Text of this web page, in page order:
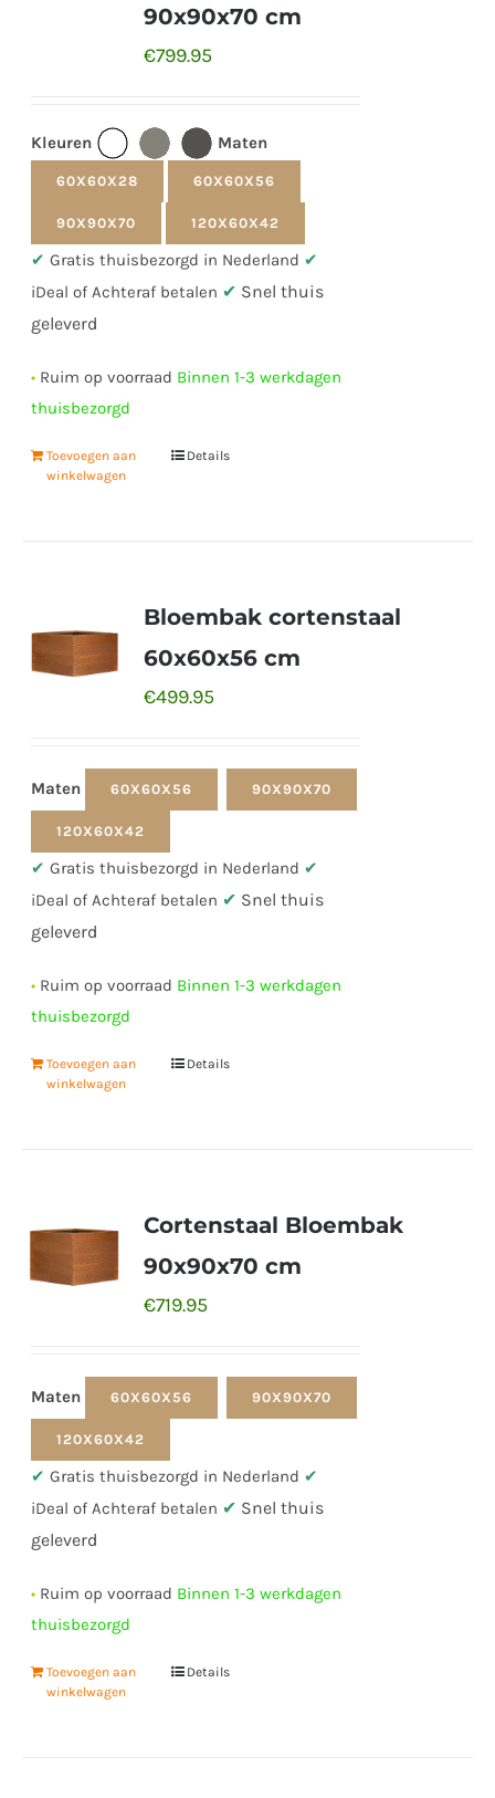
90x90x70 cm
€799.95
Kleuren Maten
60X60X28 60X60X56
90X90X70 120X60X42
✔ Gratis thuisbezorgd in Nederland ✔
iDeal of Achteraf betalen ✔ Snel thuis
geleverd
• Ruim op voorraad Binnen 1-3 werkdagen
thuisbezorgd
Toevoegen aan
winkelwagen
Details
Bloembak cortenstaal
60x60x56 cm
€499.95
Maten 60X60X56 90X90X70
120X60X42
✔ Gratis thuisbezorgd in Nederland ✔
iDeal of Achteraf betalen ✔ Snel thuis
geleverd
• Ruim op voorraad Binnen 1-3 werkdagen
thuisbezorgd
Toevoegen aan
winkelwagen
Details
Cortenstaal Bloembak
90x90x70 cm
€719.95
Maten 60X60X56 90X90X70
120X60X42
✔ Gratis thuisbezorgd in Nederland ✔
iDeal of Achteraf betalen ✔ Snel thuis
geleverd
• Ruim op voorraad Binnen 1-3 werkdagen
thuisbezorgd
Toevoegen aan
winkelwagen
Details